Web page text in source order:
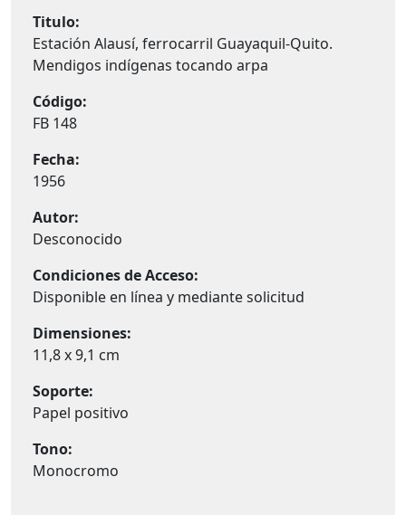
Titulo:
Estación Alausí, ferrocarril Guayaquil-Quito.
Mendigos indígenas tocando arpa
Código:
FB 148
Fecha:
1956
Autor:
Desconocido
Condiciones de Acceso:
Disponible en línea y mediante solicitud
Dimensiones:
11,8 x 9,1 cm
Soporte:
Papel positivo
Tono:
Monocromo